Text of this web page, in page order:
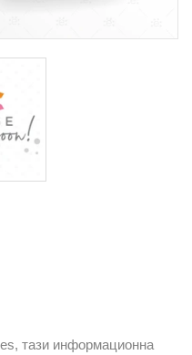
тази информационна